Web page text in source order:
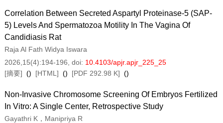
Correlation Between Secreted Aspartyl Proteinase-5 (SAP-
5) Levels And Spermatozoa Motility In The Vagina Of
Candidiasis Rat
Raja Al Fath Widya Iswara
2026,15(4):194-196 , doi: 10.4103/apjr.apjr_225_25
[摘要] () [HTML] () [PDF 292.98 K] ()
Non-Invasive Chromosome Screening Of Embryos Fertilized
In Vitro: A Single Center, Retrospective Study
Gayathri K，Manipriya R